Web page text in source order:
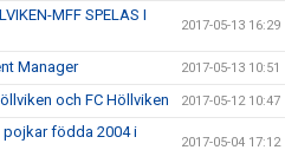
MFF SPELAS I
2017-05-13 16:29
Manager 2017-05-13 10:51
och FC Höllviken 2017-05-12 10:47
födda 2004 i
2017-05-04 17:12